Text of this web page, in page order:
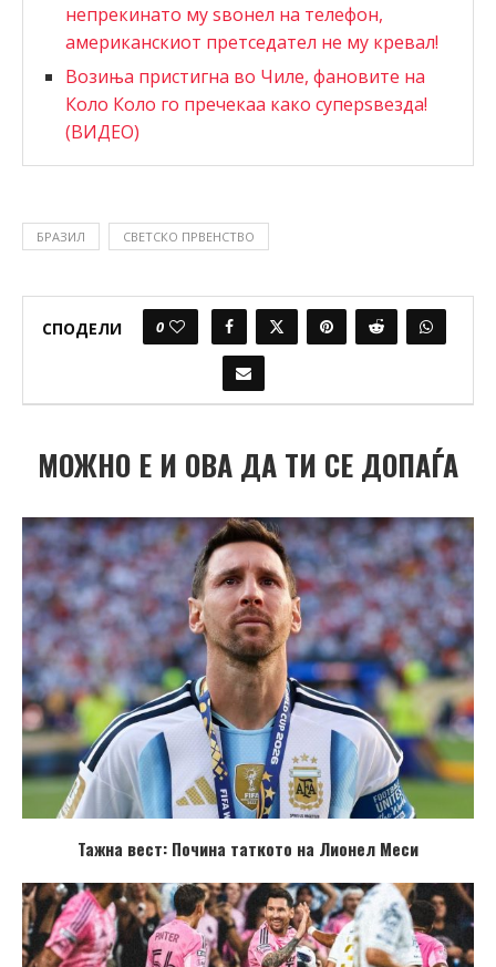
непрекинато му ѕвонел на телефон,
американскиот претседател не му кревал!
Возиња пристигна во Чиле, фановите на
Коло Коло го пречекаа како суперѕвезда!
(ВИДЕО)
БРАЗИЛ СВЕТСКО ПРВЕНСТВО
СПОДЕЛИ 0
МОЖНО Е И ОВА ДА ТИ СЕ ДОПАЃА
Тажна вест: Почина таткото на Лионел Меси